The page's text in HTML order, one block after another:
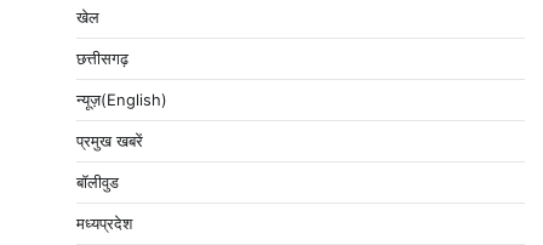
खेल
छत्तीसगढ़
न्यूज़(English)
प्रमुख खबरें
बॉलीवुड
मध्यप्रदेश